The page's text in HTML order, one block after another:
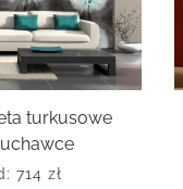
turkusowe
714 zł